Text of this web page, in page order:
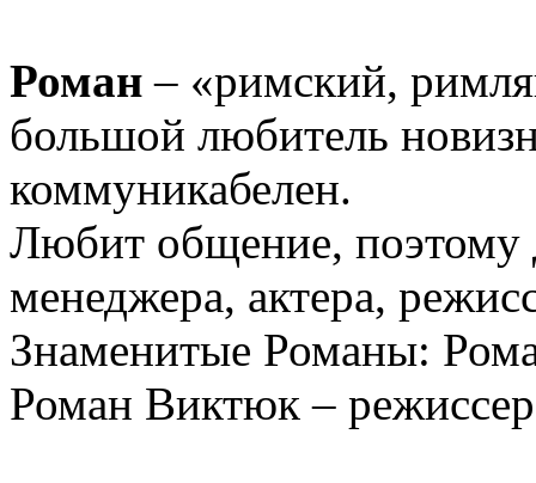
Роман– «римский,
большой любитель
коммуникабелен.
Любит общение, поэтому
менеджера, актера,
Знаменитые Романы:
Роман Виктюк – режиссер